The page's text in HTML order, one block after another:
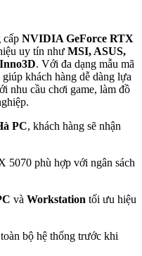
cấp NVIDIA GeForce RTX
uy tín như MSI, ASUS,
Inno3D. Với đa dạng mẫu mã
khách hàng dễ dàng lựa
nhu cầu chơi game, làm đồ
PC, khách hàng sẽ nhận
5070 phù hợp với ngân sách
và Workstation tối ưu hiệu
toàn bộ hệ thống trước khi